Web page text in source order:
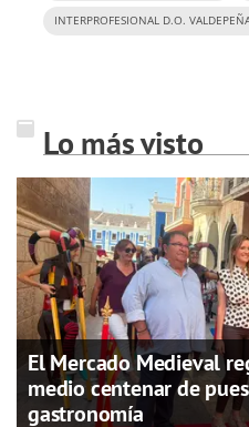
INTERPROFESIONAL D.O.
Lo más visto
El Mercado Medieval
medio centenar de
gastronomía